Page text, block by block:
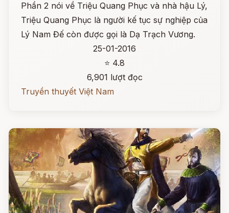
Phần 2 nói về Triệu Quang Phục và nhà hậu Lý,
Triệu Quang Phục là người kế tục sự nghiệp của
Lý Nam Đế còn được gọi là Dạ Trạch Vương.
25-01-2016
⭐ 4.8
6,901 lượt đọc
Truyền thuyết Việt Nam